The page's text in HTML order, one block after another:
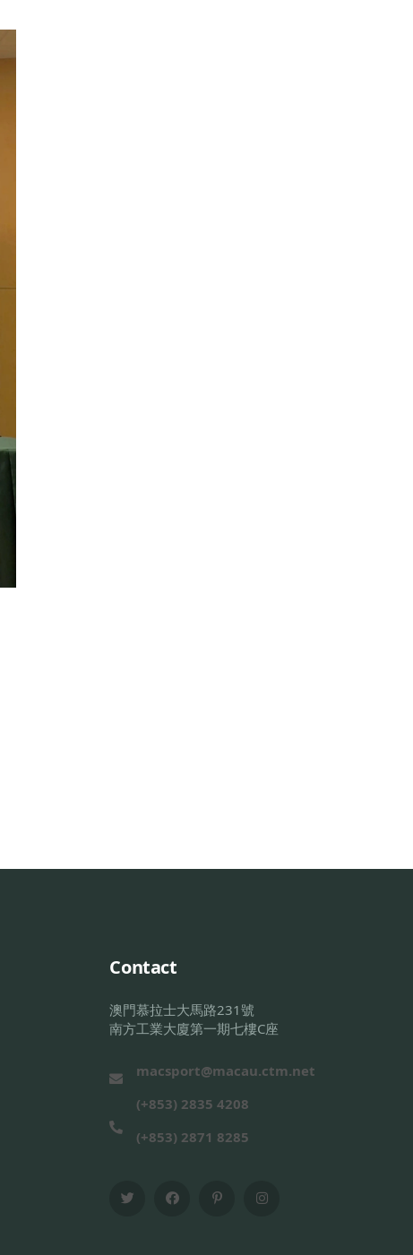
Contact
澳門慕拉士大馬路231號
南方工業大廈第一期七樓C座
macsport@macau.ctm.net
(+853) 2835 4208
(+853) 2871 8285